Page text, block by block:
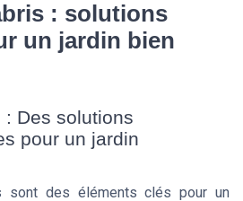
: solutions
un jardin bien
Des solutions
pour un jardin
sont des éléments clés pour un